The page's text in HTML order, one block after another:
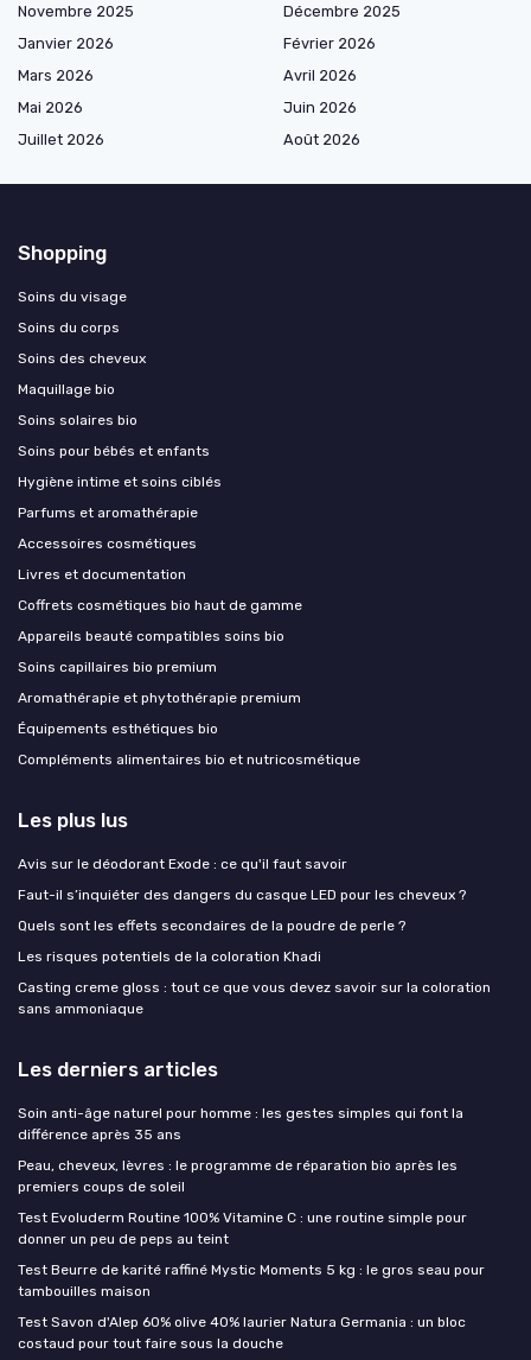
Novembre 2025
Décembre 2025
Janvier 2026
Février 2026
Mars 2026
Avril 2026
Mai 2026
Juin 2026
Juillet 2026
Août 2026
Shopping
Soins du visage
Soins du corps
Soins des cheveux
Maquillage bio
Soins solaires bio
Soins pour bébés et enfants
Hygiène intime et soins ciblés
Parfums et aromathérapie
Accessoires cosmétiques
Livres et documentation
Coffrets cosmétiques bio haut de gamme
Appareils beauté compatibles soins bio
Soins capillaires bio premium
Aromathérapie et phytothérapie premium
Équipements esthétiques bio
Compléments alimentaires bio et nutricosmétique
Les plus lus
Avis sur le déodorant Exode : ce qu'il faut savoir
Faut-il s’inquiéter des dangers du casque LED pour les cheveux ?
Quels sont les effets secondaires de la poudre de perle ?
Les risques potentiels de la coloration Khadi
Casting creme gloss : tout ce que vous devez savoir sur la coloration
sans ammoniaque
Les derniers articles
Soin anti-âge naturel pour homme : les gestes simples qui font la
différence après 35 ans
Peau, cheveux, lèvres : le programme de réparation bio après les
premiers coups de soleil
Test Evoluderm Routine 100% Vitamine C : une routine simple pour
donner un peu de peps au teint
Test Beurre de karité raffiné Mystic Moments 5 kg : le gros seau pour
tambouilles maison
Test Savon d'Alep 60% olive 40% laurier Natura Germania : un bloc
costaud pour tout faire sous la douche